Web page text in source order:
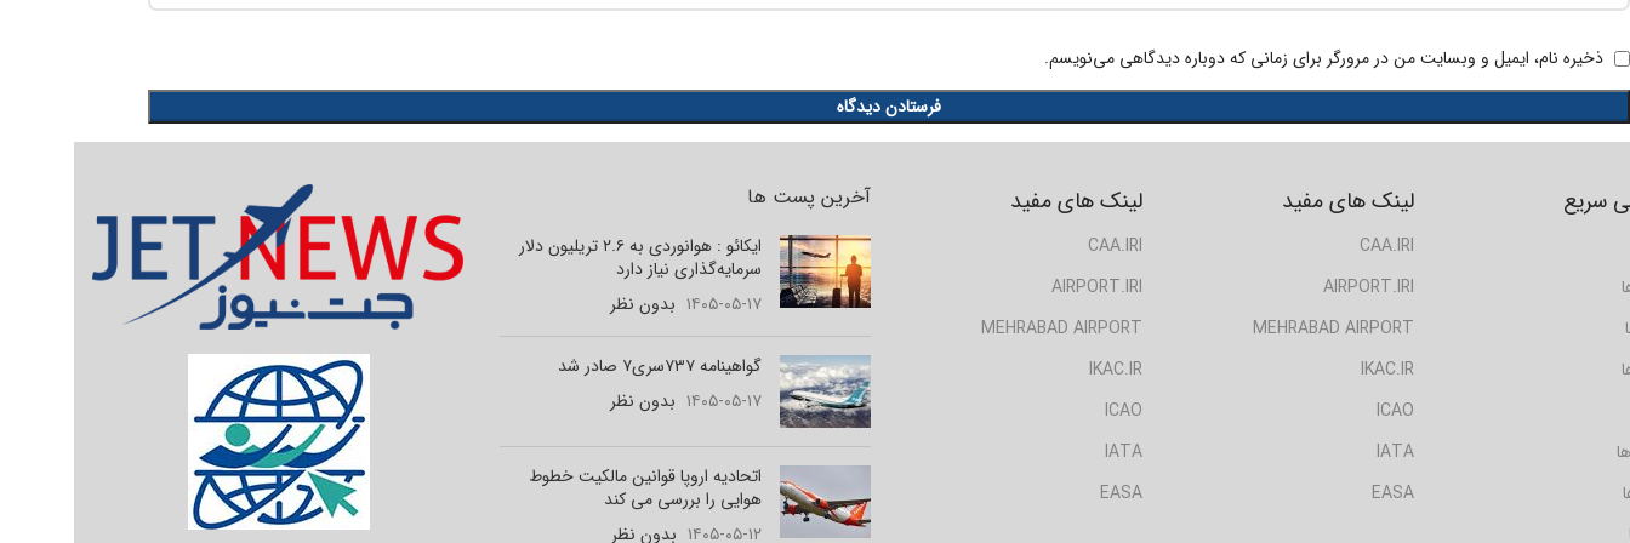
ذخیره نام، ایمیل و وبسایت من در مرورگر برای زمانی که دوباره دیدگاهی می‌نویسم.
آخرین پست ها
ایکائو : هوانوردی به ۲.۶ تریلیون دلار
سرمایه‌گذاری نیاز دارد
۱۴۰۵-۰۵-۱۷ بدون نظر
گواهینامه ۷۳۷سری۷ صادر شد
۱۴۰۵-۰۵-۱۷ بدون نظر
اتحادیه اروپا قوانین مالکیت خطوط
هوایی را بررسی می کند
۱۴۰۵-۰۵-۱۲ بدون نظر
لینک های مفید
CAA.IRI
AIRPORT.IRI
MEHRABAD AIRPORT
IKAC.IR
ICAO
IATA
EASA
لینک های مفید
CAA.IRI
AIRPORT.IRI
MEHRABAD AIRPORT
IKAC.IR
ICAO
IATA
EASA
سریع